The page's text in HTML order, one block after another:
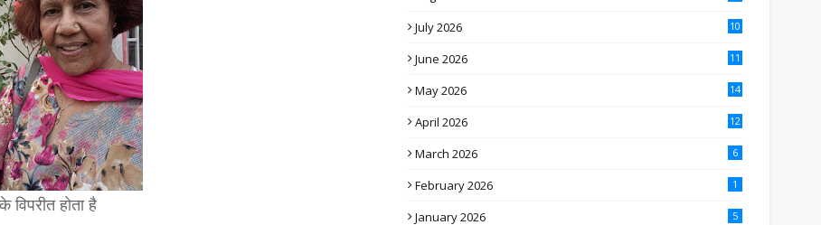
विपरीत होता है
July 2026 10
June 2026 11
May 2026 14
April 2026 12
March 2026 6
February 2026 1
January 2026 5